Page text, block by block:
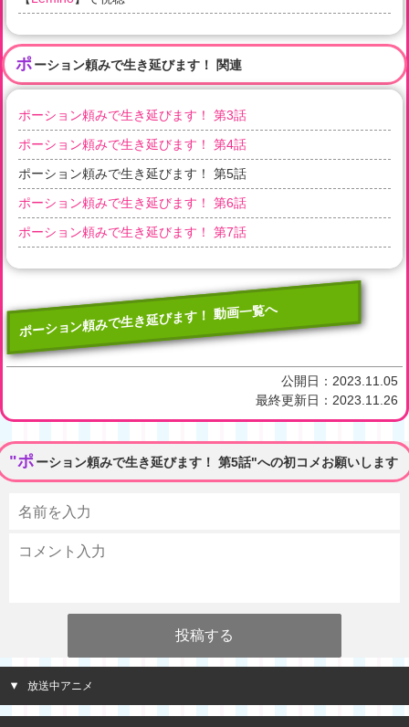
ポーション頼みで生き延びます！ 関連
ポーション頼みで生き延びます！ 第3話
ポーション頼みで生き延びます！ 第4話
ポーション頼みで生き延びます！ 第5話
ポーション頼みで生き延びます！ 第6話
ポーション頼みで生き延びます！ 第7話
ポーション頼みで生き延びます！ 動画一覧へ
公開日： 2023.11.05
最終更新日： 2023.11.26
"ポーション頼みで生き延びます！ 第5話"への初コメお願いします
放送中アニメ